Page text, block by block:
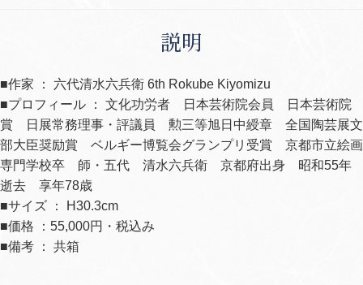
い
に
幼)
個
説明
■作家 ： 六代清水六兵衛 6th Rokube Kiyomizu
■プロフィール ： 文化功労者 日本芸術院会員 日本芸術院
賞 日展常務理事・評議員 勲三等旭日中綬章 全国陶芸展文
部大臣奨励賞 ベルギー博覧会グランプリ受賞 京都市立絵画
専門学校卒 師・五代 清水六兵衛 京都府出身 昭和55年
逝去 享年78歳
■サイズ ： H30.3cm
■価格 ：55,000円・税込み
■備考 ： 共箱